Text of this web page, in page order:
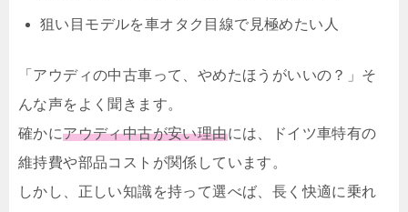
狙い目モデルを車オタク目線で見極めたい人
「アウディの中古車って、やめたほうがいいの？」そ
んな声をよく聞きます。
確かにアウディ中古が安い理由には、ドイツ車特有の
維持費や部品コストが関係しています。
しかし、正しい知識を持って選べば、長く快適に乗れ